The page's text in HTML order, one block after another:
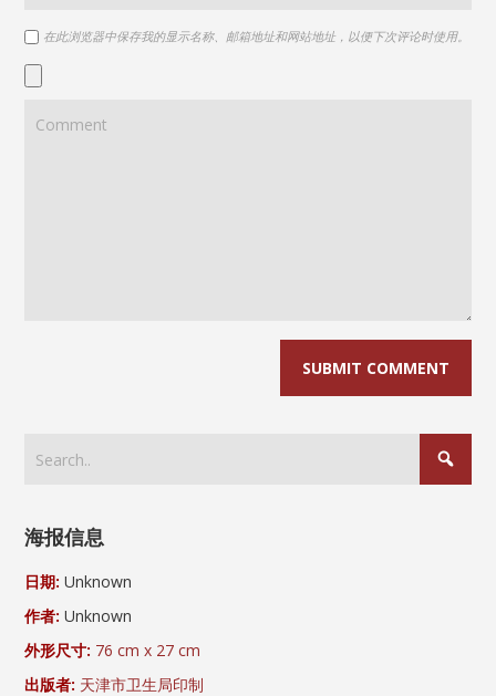
在此浏览器中保存我的显示名称、邮箱地址和网站地址，以便下次评论时使用。
海报信息
日期: Unknown
作者: Unknown
外形尺寸: 76 cm x 27 cm
出版者: 天津市卫生局印制